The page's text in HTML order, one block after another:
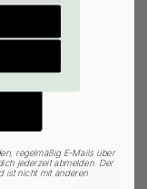
regelmäßig E-Mails über
jederzeit abmelden. Der
ist nicht mit anderen